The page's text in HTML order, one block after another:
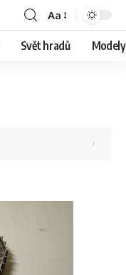
Aa
Svět hradů